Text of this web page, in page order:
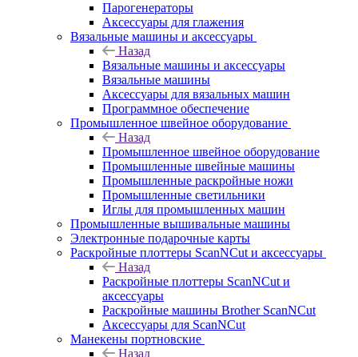
Парогенераторы
Аксессуары для глажения
Вязальные машины и аксессуары
Назад
Вязальные машины и аксессуары
Вязальные машины
Аксессуары для вязальных машин
Программное обеспечение
Промышленное швейное оборудование
Назад
Промышленное швейное оборудование
Промышленные швейные машины
Промышленные раскройные ножи
Промышленные светильники
Иглы для промышленных машин
Промышленные вышивальные машины
Электронные подарочные карты
Раскройные плоттеры ScanNCut и аксессуары
Назад
Раскройные плоттеры ScanNCut и
аксессуары
Раскройные машины Brother ScanNCut
Аксессуары для ScanNCut
Манекены портновские
Назад